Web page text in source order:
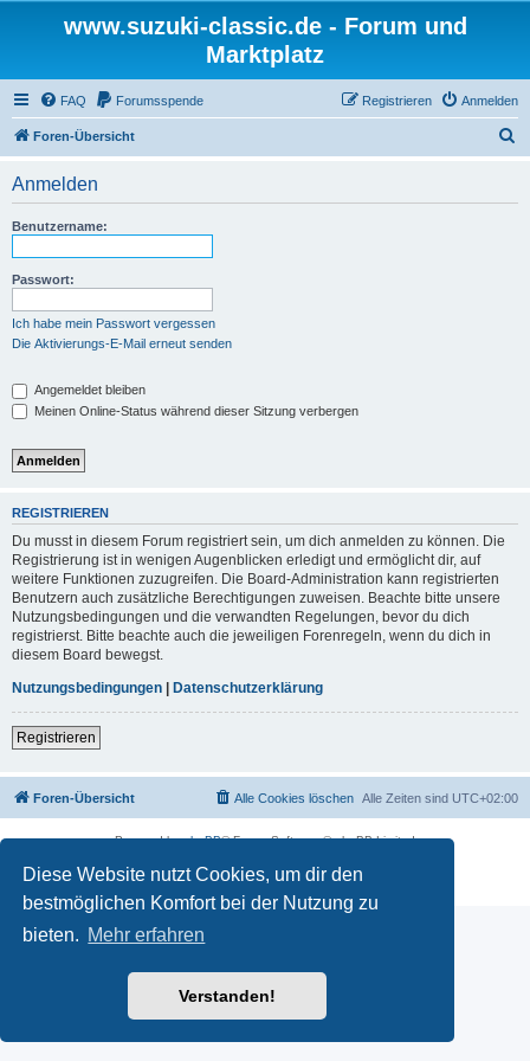
Diese Website nutzt Cookies, um dir den
bestmöglichen Komfort bei der Nutzung zu
bieten. Mehr erfahren
Verstanden!
www.suzuki-classic.de - Forum und
Marktplatz
FAQ Forumsspende Anmelden
Registrieren
Foren-Übersicht
Anmelden
Benutzername:
Passwort:
Ich habe mein Passwort vergessen
Die Aktivierungs-E-Mail erneut senden
Angemeldet bleiben
Meinen Online-Status während dieser Sitzung verbergen
REGISTRIEREN
Du musst in diesem Forum registriert sein, um dich anmelden zu können. Die
Registrierung ist in wenigen Augenblicken erledigt und ermöglicht dir, auf
weitere Funktionen zuzugreifen. Die Board-Administration kann registrierten
Benutzern auch zusätzliche Berechtigungen zuweisen. Beachte bitte unsere
Nutzungsbedingungen und die verwandten Regelungen, bevor du dich
registrierst. Bitte beachte auch die jeweiligen Forenregeln, wenn du dich in
diesem Board bewegst.
Nutzungsbedingungen | Datenschutzerklärung
Registrieren
Foren-Übersicht Alle Zeiten sind UTC+02:00
Alle Cookies löschen
Powered byphpBB® Forum Software © phpBB Limited
Datenschutz|Nutzungsbedingungen